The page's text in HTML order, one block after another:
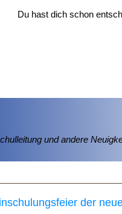
Du hast dich schon
und andere
der